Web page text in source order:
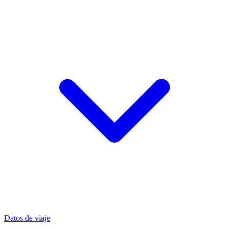
Datos de viaje